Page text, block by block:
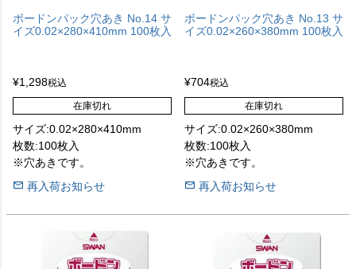
ボードンパック穴あき No.14 サ
イズ0.02×280×410mm 100枚入
¥1,298税込
在庫切れ
サイズ:0.02×280×410mm
枚数:100枚入
※穴あきです。
再入荷お知らせ
ボードンパック穴あき No.13 サ
イズ0.02×260×380mm 100枚入
¥704税込
在庫切れ
サイズ:0.02×260×380mm
枚数:100枚入
※穴あきです。
再入荷お知らせ